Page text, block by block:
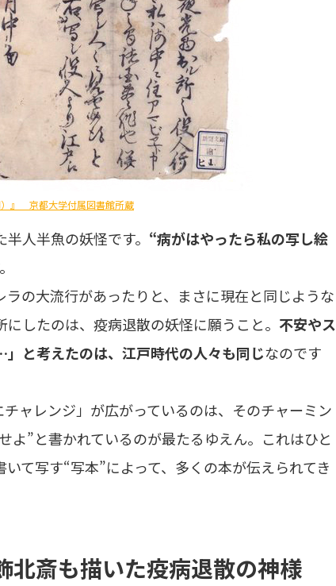
）』 京都大学付属図書館所蔵
人半魚の妖怪です。 “病がはやったら私の写し絵
の大流行があったりと、まさに現在と同じような
したのは、疫病退散の妖怪に願うこと。 不安やス
と考えたのは、江戸時代の人々も同じなのです
ャレンジ」が広がっているのは、そのチャーミン
よ”と書かれているのが最たるゆえん。これはひと
て写す“写本”によって、多くの本が伝えられてき
北斎も描いた疫病退散の神様